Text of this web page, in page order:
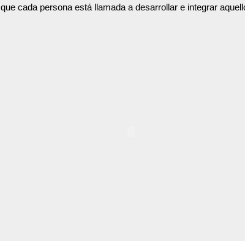
que cada persona está llamada a desarrollar e integrar